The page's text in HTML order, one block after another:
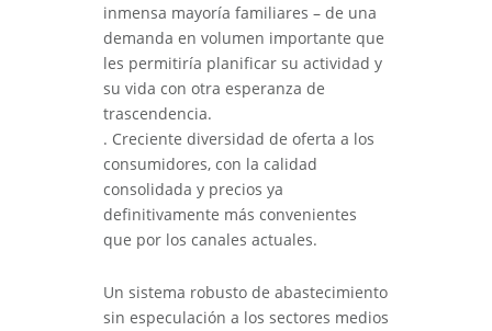
inmensa mayoría familiares – de una
demanda en volumen importante que
les permitiría planificar su actividad y
su vida con otra esperanza de
trascendencia.
. Creciente diversidad de oferta a los
consumidores, con la calidad
consolidada y precios ya
definitivamente más convenientes
que por los canales actuales.
Un sistema robusto de abastecimiento
sin especulación a los sectores medios